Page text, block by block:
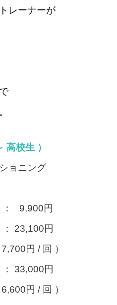
レーナーが
高校生 ）
ョニング
9,900円
23,100円
/ 回 ）
33,000円
/ 回 ）